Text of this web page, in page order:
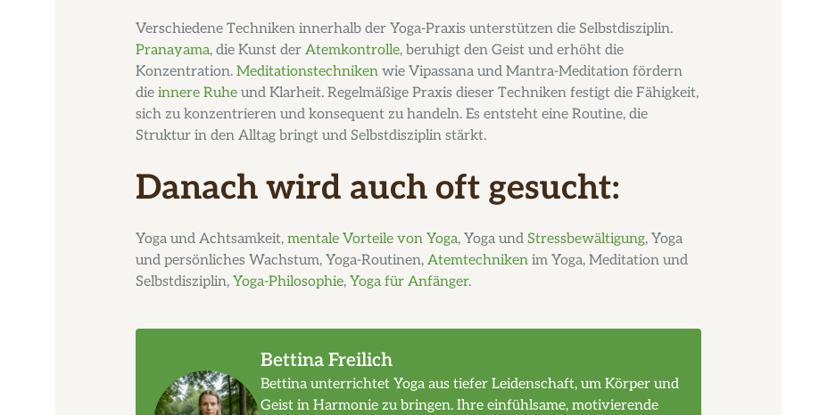
Verschiedene Techniken innerhalb der Yoga-Praxis unterstützen die Selbstdisziplin.
Pranayama, die Kunst der Atemkontrolle, beruhigt den Geist und erhöht die
Konzentration. Meditationstechniken wie Vipassana und Mantra-Meditation fördern
die innere Ruhe und Klarheit. Regelmäßige Praxis dieser Techniken festigt die Fähigkeit,
sich zu konzentrieren und konsequent zu handeln. Es entsteht eine Routine, die
Struktur in den Alltag bringt und Selbstdisziplin stärkt.
Danach wird auch oft gesucht:
Yoga und Achtsamkeit, mentale Vorteile von Yoga, Yoga und Stressbewältigung, Yoga
und persönliches Wachstum, Yoga-Routinen, Atemtechniken im Yoga, Meditation und
Selbstdisziplin, Yoga-Philosophie, Yoga für Anfänger.
Bettina Freilich
Bettina unterrichtet Yoga aus tiefer Leidenschaft, um Körper und
Geist in Harmonie zu bringen. Ihre einfühlsame, motivierende